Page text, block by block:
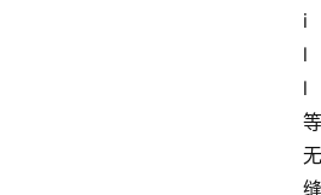
i
l
l
等
无
缝